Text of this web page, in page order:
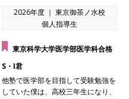
2026年度 ｜ 東京御茶ノ水校
個人指導生
東京科学大学医学部医学科合格
S・I君
他塾で医学部を目指して受験勉強を
していた僕は、高校三年生になり、